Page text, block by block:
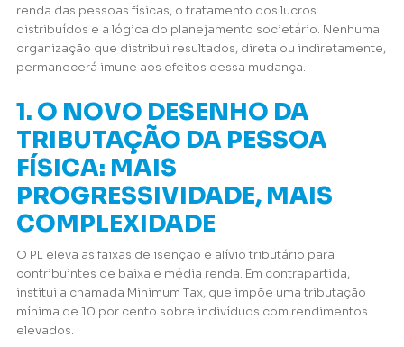
renda das pessoas físicas, o tratamento dos lucros
distribuídos e a lógica do planejamento societário. Nenhuma
organização que distribui resultados, direta ou indiretamente,
permanecerá imune aos efeitos dessa mudança.
1. O NOVO DESENHO DA
TRIBUTAÇÃO DA PESSOA
FÍSICA: MAIS
PROGRESSIVIDADE, MAIS
COMPLEXIDADE
O PL eleva as faixas de isenção e alívio tributário para
contribuintes de baixa e média renda. Em contrapartida,
institui a chamada Minimum Tax, que impõe uma tributação
mínima de 10 por cento sobre indivíduos com rendimentos
elevados.